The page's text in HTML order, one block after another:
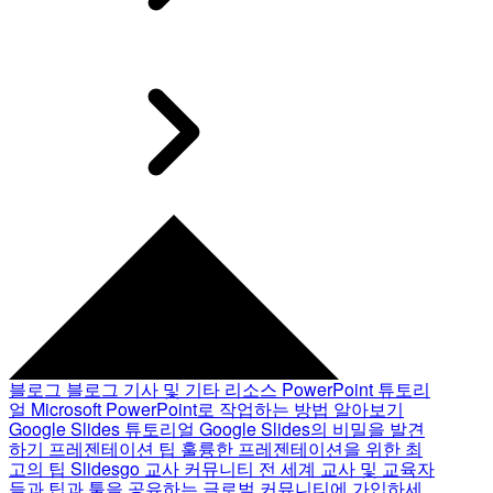
블로그 블로그 기사 및 기타 리소스 PowerPoint 튜토리
얼 Microsoft PowerPoint로 작업하는 방법 알아보기
Google Slides 튜토리얼 Google Slides의 비밀을 발견
하기 프레젠테이션 팁 훌륭한 프레젠테이션을 위한 최
고의 팁 Slidesgo 교사 커뮤니티 전 세계 교사 및 교육자